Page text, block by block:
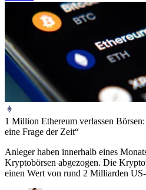
1 Million Ethereum verlassen
eine Frage der Zeit“
Anleger haben innerhalb eines
Kryptobörsen abgezogen. Die
einen Wert von rund 2 Milliarden